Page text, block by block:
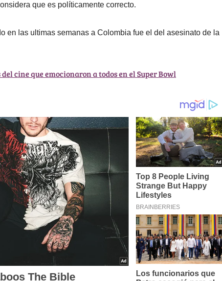
que es políticamente correcto.
en las ultimas semanas a Colombia fue el del asesinato de la
cine que emocionaron a todos en el Super Bowl